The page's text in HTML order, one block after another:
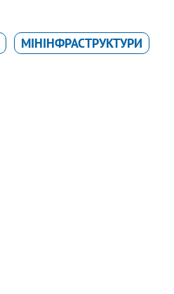
МІНІНФРАСТРУКТУРИ